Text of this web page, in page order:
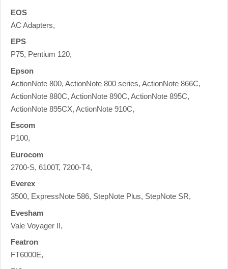
EOS
AC Adapters,
EPS
P75, Pentium 120,
Epson
ActionNote 800, ActionNote 800 series, ActionNote 866C,
ActionNote 880C, ActionNote 890C, ActionNote 895C,
ActionNote 895CX, ActionNote 910C,
Escom
P100,
Eurocom
2700-S, 6100T, 7200-T4,
Everex
3500, ExpressNote 586, StepNote Plus, StepNote SR,
Evesham
Vale Voyager II,
Featron
FT6000E,